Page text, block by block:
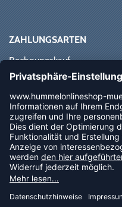
ZAHLUNGSARTEN
Rechnungskauf
Paypal
Vorkasse
Sofortüberweisung
NEWSLETTER